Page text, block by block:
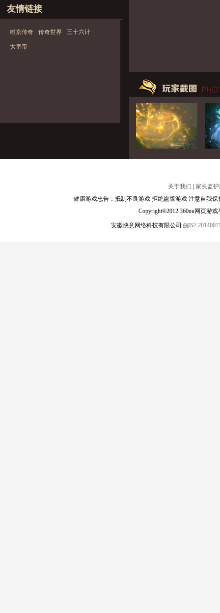
友情链接
维京传奇 传奇世界 三十六计
大皇帝
关于我们
家长监
健康游戏忠告：抵制不良游戏 拒绝盗版游戏 注意自我
Copyright®2012 360uu网页游
安徽快意网络科技有限公司 皖B2-